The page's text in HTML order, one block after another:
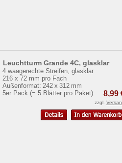
Leuchtturm Grande 4C, glasklar
4 waagerechte Streifen, glasklar
216 x 72 mm pro Fach
Außenformat: 242 x 312 mm
5er Pack (= 5 Blätter pro Paket)
8,99
zzgl.